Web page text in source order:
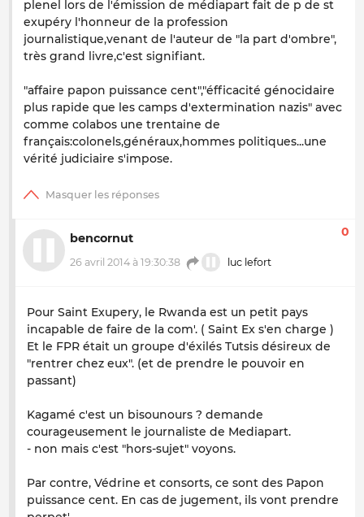
plenel lors de l'émission de médiapart fait de p de st
exupéry l'honneur de la profession
journalistique,venant de l'auteur de "la part d'ombre",
très grand livre,c'est signifiant.
"affaire papon puissance cent","éfficacité génocidaire
plus rapide que les camps d'extermination nazis" avec
comme colabos une trentaine de
français:colonels,généraux,hommes politiques...une
vérité judiciaire s'impose.
bencornut
26 avril 2014 à 19:30:38 luc lefort
0
Pour Saint Exupery, le Rwanda est un petit pays
incapable de faire de la com'. ( Saint Ex s'en charge )
Et le FPR était un groupe d'éxilés Tutsis désireux de
"rentrer chez eux". (et de prendre le pouvoir en
passant)
Kagamé c'est un bisounours ? demande
courageusement le journaliste de Mediapart.
- non mais c'est "hors-sujet" voyons.
Par contre, Védrine et consorts, ce sont des Papon
puissance cent. En cas de jugement, ils vont prendre